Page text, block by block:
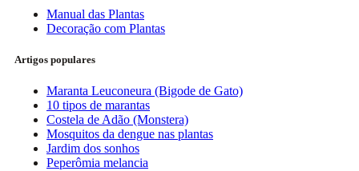
Manual das Plantas
Decoração com Plantas
Artigos populares
Maranta Leuconeura (Bigode de Gato)
10 tipos de marantas
Costela de Adão (Monstera)
Mosquitos da dengue nas plantas
Jardim dos sonhos
Peperômia melancia